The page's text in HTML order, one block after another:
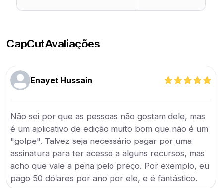
CapCutAvaliações
Enayet Hussain
Não sei por que as pessoas não gostam dele, mas
é um aplicativo de edição muito bom que não é um
"golpe". Talvez seja necessário pagar por uma
assinatura para ter acesso a alguns recursos, mas
acho que vale a pena pelo preço. Por exemplo, eu
pago 50 dólares por ano por ele, e é fantástico.